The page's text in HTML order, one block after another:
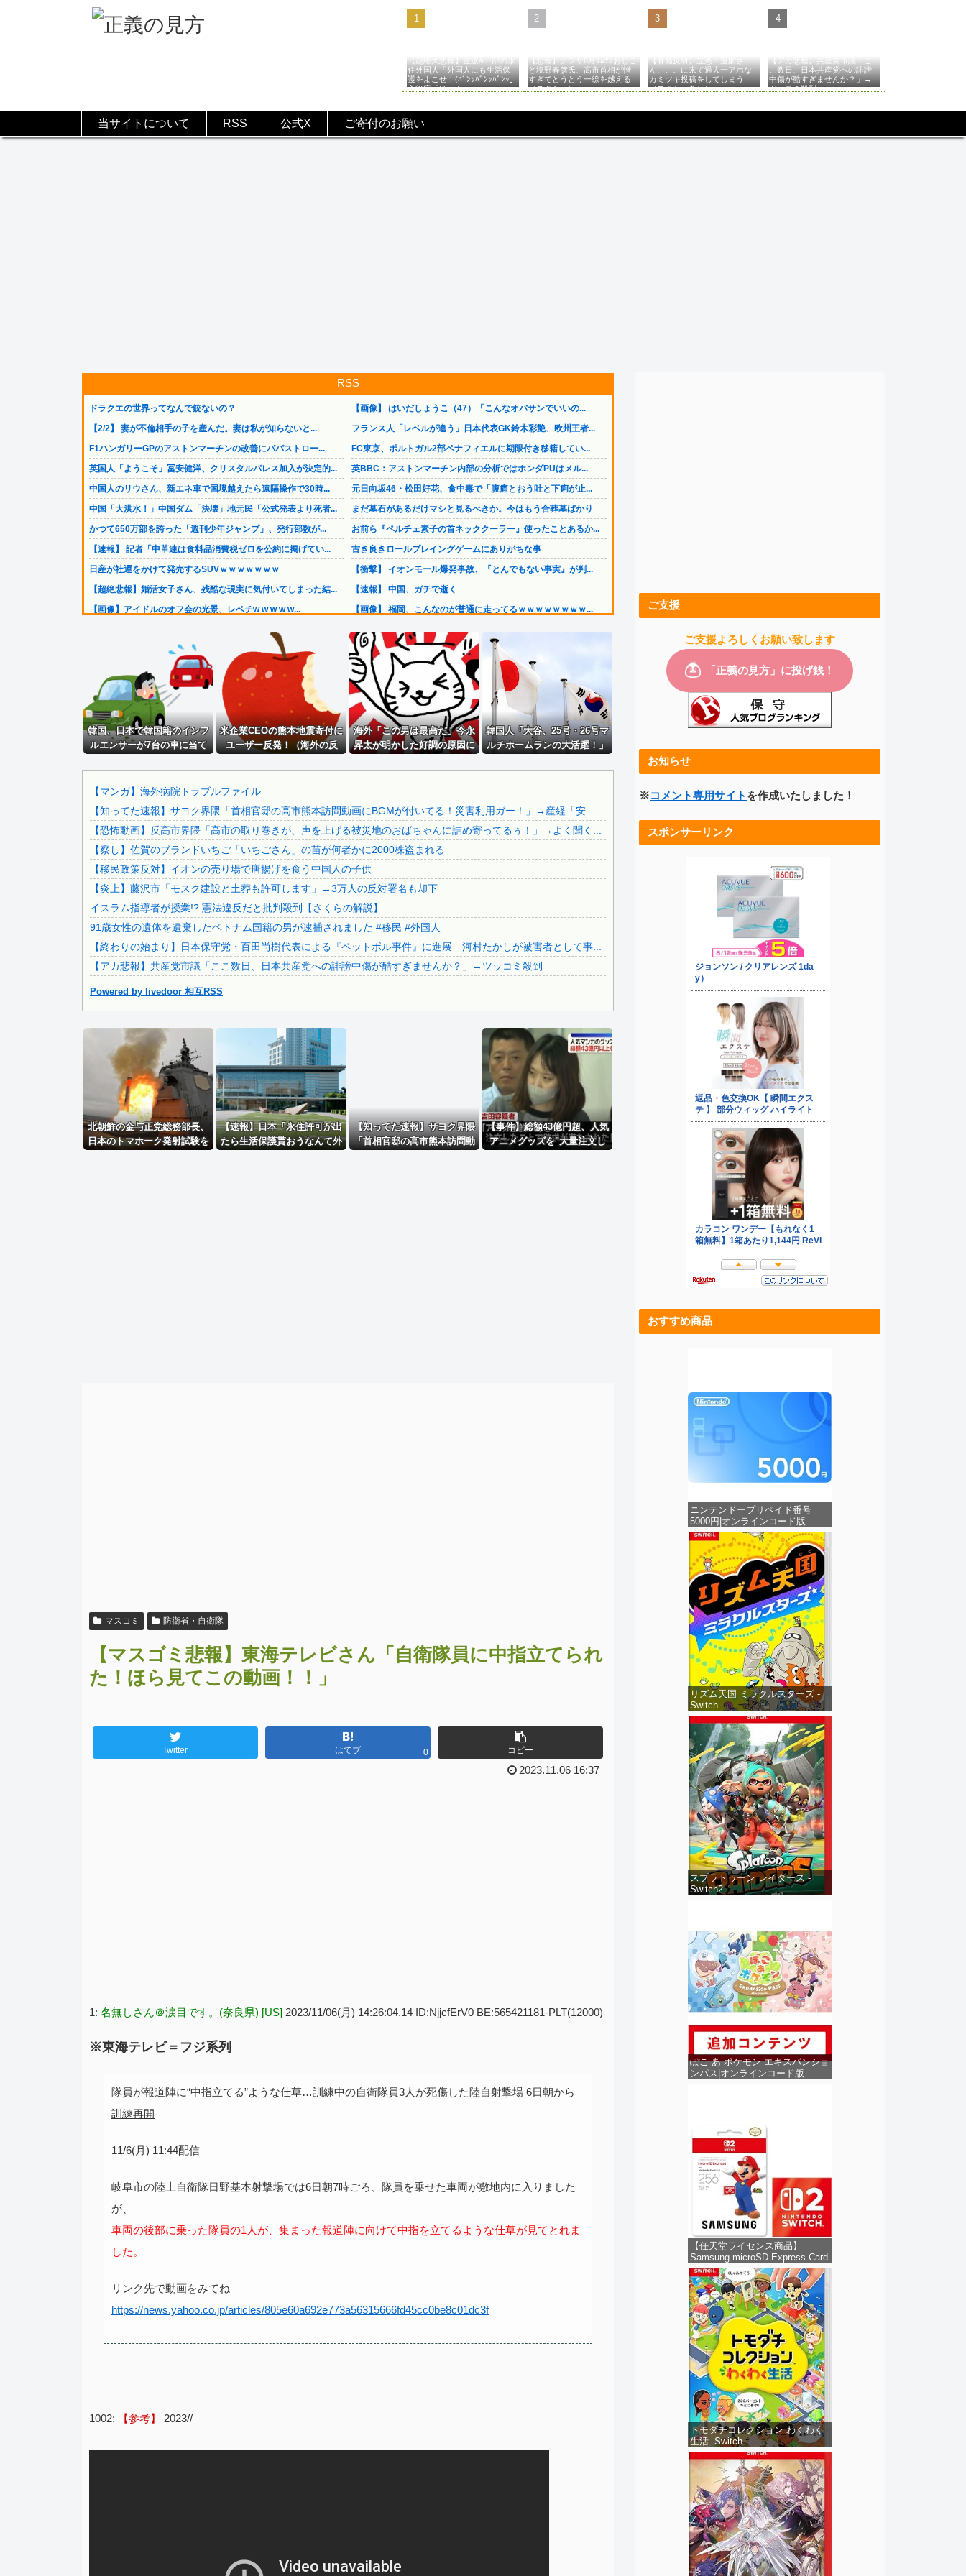
【超絶大悲報】左派&一部の永
住外国人「外国人にも生活保
護をよこせ！(ﾊﾞﾝｯﾊﾞﾝｯﾊﾞﾝｯ」
入管庁「ほーん…」→
【悲報】ナフサ6月ﾂﾑﾂﾑおじこ
と境野春彦氏、高市首相が憎
すぎてとうとう一線を越える
（スクショ）
【脊髄反射】立憲・蓮舫さ
ん、ここに来て過去一アホな
カミツキ投稿をしてしまう
（スクショあり）
【アカ悲報】共産党市議「こ
こ数日、日本共産党への誹謗
中傷が酷すぎませんか？」→
ツッコミ殺到
当サイトについて RSS 公式X ご寄付のお願い
RSS
ドラクエの世界ってなんで銃ないの？
【2/2】 妻が不倫相手の子を産んだ。妻は私が知らないと...
F1ハンガリーGPのアストンマーチンの改善にパパストロー...
英国人「ようこそ」冨安健洋、クリスタルパレス加入が決定的...
中国人のリウさん、新エネ車で国境越えたら遠隔操作で30時...
中国「大洪水！」中国ダム「決壊」地元民「公式発表より死者...
かつて650万部を誇った「週刊少年ジャンプ」、発行部数が...
【速報】 記者「中革連は食料品消費税ゼロを公約に掲げてい...
日産が社運をかけて発売するSUVｗｗｗｗｗｗｗ
【超絶悲報】婚活女子さん、残酷な現実に気付いてしまった結...
【画像】アイドルのオフ会の光景、レベチw w w w w...
【画像】 福岡、こんなのが普通に走ってるｗｗｗｗｗｗｗｗ...
韓国人「日本ではビールジョッキをほとんど洗わずに、次の客...
（ ´_ゝ`）中道幹事長、食料品消費税2年間1%の閣議決...
高市政権「減税します」→財源「これから考えます」
イオン爆発事故、原因はLPG漏れか…経産省が全国一斉点検
株式投資、若年男性の自信喪失の原因に-6割超が「人生の敗...
「ジャニーさんとつかこうへい氏は同じ」少年隊・錦織一清が...
織田信長、豊臣秀吉、徳川家康の中で大失敗しても謝ったら許...
【画像】仙台育英のマネージャーwwwwwwwwwwwww...
【悲報】「新幹線自由席おじさん」気持ち悪がられてしまう…
【速報】共同通信に天罰、不正アクセスが発覚「職員・加盟社...
【動画】美人ボートレーサーさん(24)、ガチで美人www...
【ＧＪ】 クラスに迷惑な池沼がいた。リーダー格のＡ「なん...
【画像】 日産が社運をかけて発売するSUVｗｗｗｗｗｗｗ
義兄嫁が自宅をサロンにして姪を毎日ウトメへ預ける生活に。...
兄嫁「正月に帰るから、ゲームと、いいお肉と酒と、お風呂グ...
Powered by livedoor 相互RSS
【画像】 はいだしょうこ（47）「こんなオバサンでいいの...
フランス人「レベルが違う」日本代表GK鈴木彩艶、欧州王者...
FC東京、ポルトガル2部ペナフィエルに期限付き移籍してい...
英BBC：アストンマーチン内部の分析ではホンダPUはメル...
元日向坂46・松田好花、食中毒で「腹痛とおう吐と下痢が止...
まだ墓石があるだけマシと見るべきか。今はもう合葬墓ばかり
お前ら『ペルチェ素子の首ネッククーラー』使ったことあるか...
古き良きロールプレイングゲームにありがちな事
【衝撃】 イオンモール爆発事故、『とんでもない事実』が判...
【速報】 中国、ガチで逝く
【画像】 福岡、こんなのが普通に走ってるｗｗｗｗｗｗｗｗ...
韓国人「日本ではビールジョッキをほとんど洗わずに、次の客...
【画像】 日産が社運をかけて発売するSUVｗｗｗｗｗｗｗ
【知ってた速報】サヨク界隈「首相官邸の高市熊本訪問動画に...
【ＧＪ】 クラスに迷惑な池沼がいた。リーダー格のＡ「なん...
玉川徹氏、包丁男に発砲した警官の行動について「死刑になら...
【画像】 日産が社運をかけて発売するSUVｗｗｗｗｗｗｗ
義兄嫁が自宅をサロンにして姪を毎日ウトメへ預ける生活に。...
【恐怖動画】反高市界隈「高市の取り巻きが、声を上げる被災...
【移民政策反対】イオンの売り場で唐揚げを食う中国人の子供
【炎上】藤沢市「モスク建設と土葬も許可します」→3万人の...
91歳女性の遺体を遺棄したベトナム国籍の男が逮捕されまし...
【終わりの始まり】日本保守党・百田尚樹代表による『ペット...
日本旅行キャンセルすべきか…1万年ぶり史上最大級の火山の...
無気力な韓国代表、オーストリアにも0-1で敗北…3月のA...
3.1節がある月なのに…3月のカレンダーに日本の富士山・...
韓国代表、コートジボワールに0対4で完敗＝韓国の反応
韓国、日本で韓国籍のインフ
ルエンサーが7台の車に当て
た日本は嫌韓しようとしてい
る」と決めつけて責任転嫁
米企業CEOの熊本地震寄付に
ユーザー反発！（海外の反
海外「この男は最高だ」今永
昇太が明かした好調の原因に
韓国人「大谷、25号・26号マ
ルチホームランの大活躍！」
躍してるのに…（ﾌﾞﾙﾌﾞﾙ」＝
【マンガ】海外病院トラブルファイル
【知ってた速報】サヨク界隈「首相官邸の高市熊本訪問動画にBGMが付いてる！災害利用ガー！」→産経「安...
【恐怖動画】反高市界隈「高市の取り巻きが、声を上げる被災地のおばちゃんに詰め寄ってるぅ！」→よく聞く...
【察し】佐賀のブランドいちご「いちごさん」の苗が何者かに2000株盗まれる
【移民政策反対】イオンの売り場で唐揚げを食う中国人の子供
【炎上】藤沢市「モスク建設と土葬も許可します」→3万人の反対署名も却下
イスラム指導者が授業!? 憲法違反だと批判殺到【さくらの解説】
91歳女性の遺体を遺棄したベトナム国籍の男が逮捕されました #移民 #外国人
【終わりの始まり】日本保守党・百田尚樹代表による『ペットボル事件』に進展 河村たかしが被害者として事...
【アカ悲報】共産党市議「ここ数日、日本共産党への誹謗中傷が酷すぎませんか？」→ツッコミ殺到
Powered by livedoor 相互RSS
北朝鮮の金与正党総務部長、
日本のトマホーク発射試験を
【速報】日本「永住許可が出
たら生活保護貰おうなんて外
【知ってた速報】サヨク界隈
「首相官邸の高市熊本訪問動
【事件】総額43億円超、人気
アニメグッズを"大量注文し
マスコミ 防衛省・自衛隊
【マスゴミ悲報】東海テレビさん「自衛隊員に中指立てられ
た！ほら見てこの動画！！」
Twitter はてブ 0 コピー
2023.11.06 16:37
1: 名無しさん＠涙目です。(奈良県) [US] 2023/11/06(月) 14:26:04.14 ID:NjjcfErV0 BE:565421181-PLT(12000)
※東海テレビ＝フジ系列
隊員が報道陣に“中指立てる”ような仕草…訓練中の自衛隊員3人が死傷した陸自射撃場 6日朝から
訓練再開
11/6(月) 11:44配信
岐阜市の陸上自衛隊日野基本射撃場では6日朝7時ごろ、隊員を乗せた車両が敷地内に入りました
が、
車両の後部に乗った隊員の1人が、集まった報道陣に向けて中指を立てるような仕草が見てとれま
した。
リンク先で動画をみてね
https://news.yahoo.co.jp/articles/805e60a692e773a56315666fd45cc0be8c01dc3f
1002: 【参考】 2023//
ご支援
ご支援よろしくお願い致します
お知らせ
※コメント専用サイト を作成いたしました！
スポンサーリンク
おすすめ商品
ニンテンドープリペイド番号
5000円|オンラインコード版
リズム天国 ミラクルスターズ -
Switch
スプラトゥーン レイダース -
Switch2
ぽこ あ ポケモン エキスパンショ
ンパス|オンラインコード版
【任天堂ライセンス商品】
Samsung microSD Express Card
256GB for Nintendo Switch 2(サ
ムスン マイクロSDエクスプレス
カード 256GB) 【Amazon.co.jp
限定特典】Nintendo S
トモダチコレクション わくわく
生活 -Switch